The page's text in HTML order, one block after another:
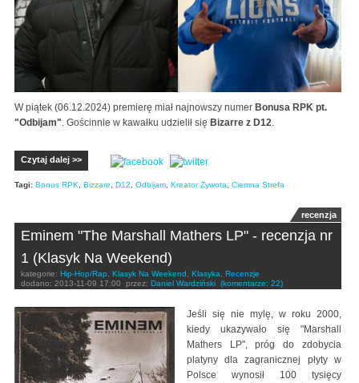
W piątek (06.12.2024) premierę miał najnowszy numer Bonusa RPK pt.
"Odbijam". Gościnnie w kawałku udzielił się Bizarre z D12.
Czytaj dalej >>
Tagi: Bonus RPK Bizzare D12 Odbijam Kreator Żywota Ciemna Strefa
recenzja
Eminem "The Marshall Mathers LP" - recenzja nr
1 (Klasyk Na Weekend)
kategorie: Hip-Hop/Rap Klasyk Na Weekend Klasyka
Recenzje
dodano: 2013-11-09 17:00 przez: Daniel Wardziński (komentarze: 22)
Jeśli się nie mylę, w roku 2000,
kiedy ukazywało się "Marshall
Mathers LP", próg do zdobycia
platyny dla zagranicznej płyty w
Polsce wynosił 100 tysięcy